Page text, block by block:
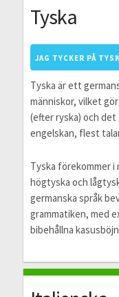
Tyska
JAG TYCKER PÅ
Tyska är ett
människor, vilket
(efter ryska) och
engelskan, flest
Tyska förekommer i
högtyska och
germanska språk
grammatiken, med
bibehållna